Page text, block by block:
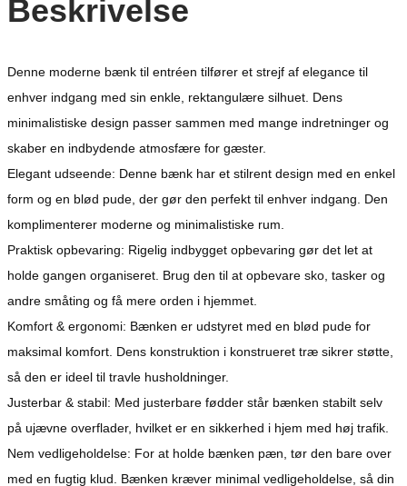
Beskrivelse
Denne moderne bænk til entréen tilfører et strejf af elegance til
enhver indgang med sin enkle, rektangulære silhuet. Dens
minimalistiske design passer sammen med mange indretninger og
skaber en indbydende atmosfære for gæster.
Elegant udseende: Denne bænk har et stilrent design med en enkel
form og en blød pude, der gør den perfekt til enhver indgang. Den
komplimenterer moderne og minimalistiske rum.
Praktisk opbevaring: Rigelig indbygget opbevaring gør det let at
holde gangen organiseret. Brug den til at opbevare sko, tasker og
andre småting og få mere orden i hjemmet.
Komfort & ergonomi: Bænken er udstyret med en blød pude for
maksimal komfort. Dens konstruktion i konstrueret træ sikrer støtte,
så den er ideel til travle husholdninger.
Justerbar & stabil: Med justerbare fødder står bænken stabilt selv
på ujævne overflader, hvilket er en sikkerhed i hjem med høj trafik.
Nem vedligeholdelse: For at holde bænken pæn, tør den bare over
med en fugtig klud. Bænken kræver minimal vedligeholdelse, så din